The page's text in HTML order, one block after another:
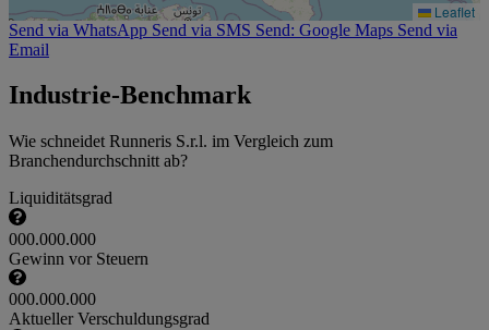
Leaflet
Send via WhatsApp Send via SMS Send: Google Maps Send via
Email
Industrie-Benchmark
Wie schneidet Runneris S.r.l. im Vergleich zum
Branchendurchschnitt ab?
Liquiditätsgrad
000.000.000
Gewinn vor Steuern
000.000.000
Aktueller Verschuldungsgrad